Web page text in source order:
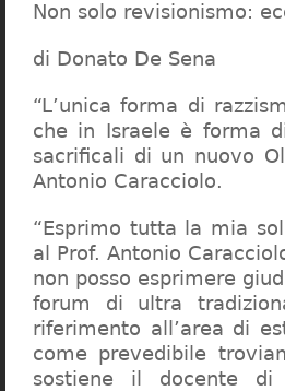
Non solo revisionismo:
di Donato De Sena
“L’unica forma di
che in Israele è forma
sacrificali di un nuovo
Antonio Caracciolo.
“Esprimo tutta la mia
al Prof. Antonio
non posso esprimere
forum di ultra
riferimento all’area di
come prevedibile
sostiene il docente